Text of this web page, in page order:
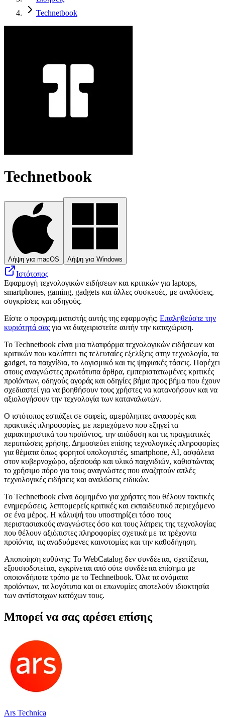
Technetbook
Technetbook
Λήψη για macOS Λήψη για Windows
Ιστότοπος
Εφαρμογή τεχνολογικών ειδήσεων και κριτικών για laptops,
smartphones, gaming, gadgets και άλλες συσκευές, με αναλύσεις,
συγκρίσεις και οδηγούς.
Είστε ο προγραμματιστής αυτής της εφαρμογής; Επαληθεύστε την
κυριότητά σας για να διαχειριστείτε αυτήν την καταχώριση.
Το Technetbook είναι μια πλατφόρμα τεχνολογικών ειδήσεων και
κριτικών που καλύπτει τις τελευταίες εξελίξεις στην τεχνολογία, τα
gadget, τα παιχνίδια, το λογισμικό και τις ψηφιακές τάσεις. Παρέχει
στους αναγνώστες πρωτότυπα άρθρα, εμπεριστατωμένες κριτικές
προϊόντων, οδηγούς αγοράς και οδηγίες βήμα προς βήμα που έχουν
σχεδιαστεί για να βοηθήσουν τους χρήστες να κατανοήσουν και να
αξιολογήσουν την τεχνολογία των καταναλωτών.
Ο ιστότοπος εστιάζει σε σαφείς, αμερόληπτες αναφορές και
πρακτικές πληροφορίες, με περιεχόμενο που εξηγεί τα
χαρακτηριστικά του προϊόντος, την απόδοση και τις πραγματικές
περιπτώσεις χρήσης. Δημοσιεύει επίσης τεχνολογικές πληροφορίες
για θέματα όπως φορητοί υπολογιστές, smartphone, AI, ασφάλεια
στον κυβερνοχώρο, αξεσουάρ και υλικό παιχνιδιών, καθιστώντας
το χρήσιμο πόρο για τους αναγνώστες που αναζητούν απλές
τεχνολογικές ειδήσεις και αναλύσεις ειδικών.
Το Technetbook είναι δομημένο για χρήστες που θέλουν τακτικές
ενημερώσεις, λεπτομερείς κριτικές και εκπαιδευτικό περιεχόμενο
σε ένα μέρος. Η κάλυψή του υποστηρίζει τόσο τους
περιστασιακούς αναγνώστες όσο και τους λάτρεις της τεχνολογίας
που θέλουν αξιόπιστες πληροφορίες σχετικά με τα τρέχοντα
προϊόντα, τις αναδυόμενες καινοτομίες και την καθοδήγηση.
Αποποίηση ευθύνης: Το WebCatalog δεν συνδέεται, σχετίζεται,
εξουσιοδοτείται, εγκρίνεται από ούτε συνδέεται επίσημα με
οποιονδήποτε τρόπο με το Technetbook. Όλα τα ονόματα
προϊόντων, τα λογότυπα και οι επωνυμίες αποτελούν ιδιοκτησία
των αντίστοιχων κατόχων τους.
Μπορεί να σας αρέσει επίσης
Ars Technica